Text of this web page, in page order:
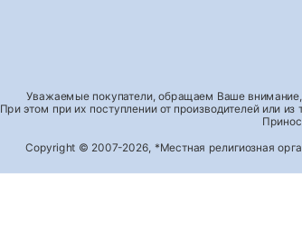
Уважаемые покупатели, обращаем Ваше внимание,
При этом при их поступлении от производителей или
Copyright © 2007-2026, *Местная религиозная